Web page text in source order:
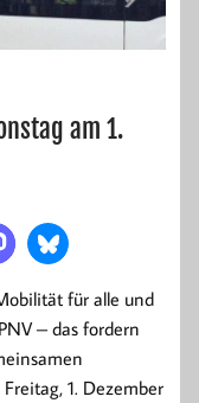
am 1.
für alle und
– das fordern
1. Dezember